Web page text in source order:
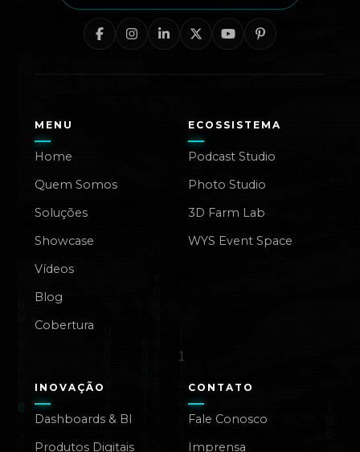
MENU
Home
Quem Somos
Soluções
Showcase
Vídeos
Blog
Cobertura
ECOSSISTEMA
Podcast Studio
Photo Studio
3D Farm Lab
WYS Event Space
INOVAÇÃO
Dashboards & BI
Produtos Digitais
CONTATO
Fale Conosco
Imprensa